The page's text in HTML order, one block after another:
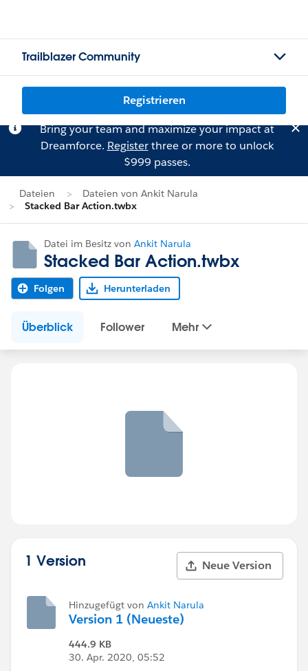
Trailblazer Community
Registrieren
Bring your team and maximize your impact at
Dreamforce. Registerthree or more to unlock
$999 passes.
Dateien
Dateien von Ankit Narula
Stacked Bar Action.twbx
Datei im Besitz von Ankit Narula
Stacked Bar Action.twbx
Folgen Herunterladen
Überblick Follower Mehr
1 Version Neue Version
Hinzugefügt von Ankit Narula
Version 1 (Neueste)
444.9 KB
30. Apr. 2020, 05:52